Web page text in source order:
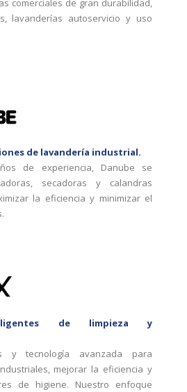
comerciales de gran durabilidad,
lavanderías autoservicio y uso
de lavandería industrial.
de experiencia, Danube se
secadoras y calandras
la eficiencia y minimizar el
de limpieza y
y tecnología avanzada para
mejorar la eficiencia y
de higiene. Nuestro enfoque